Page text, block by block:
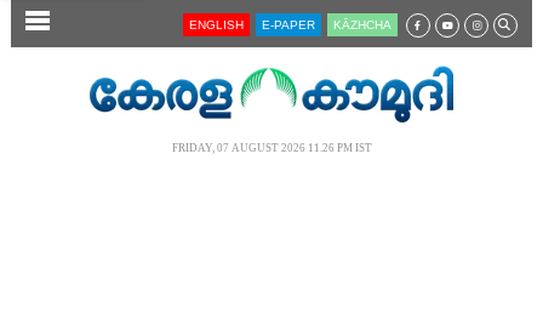
SECTIONS ENGLISH E-PAPER KĀZHCHA
FRIDAY, 07 AUGUST 2026 11.26 PM IST